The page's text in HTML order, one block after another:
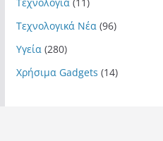
Τεχνολογικά Νέα (96)
Υγεία (280)
Χρήσιμα Gadgets (14)